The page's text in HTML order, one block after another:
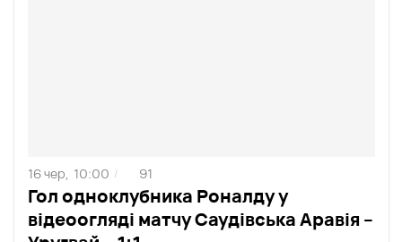
Гол одноклубника Роналду у
відеоогляді матчу Саудівська Аравія –
16 чер, 10:00 / 91